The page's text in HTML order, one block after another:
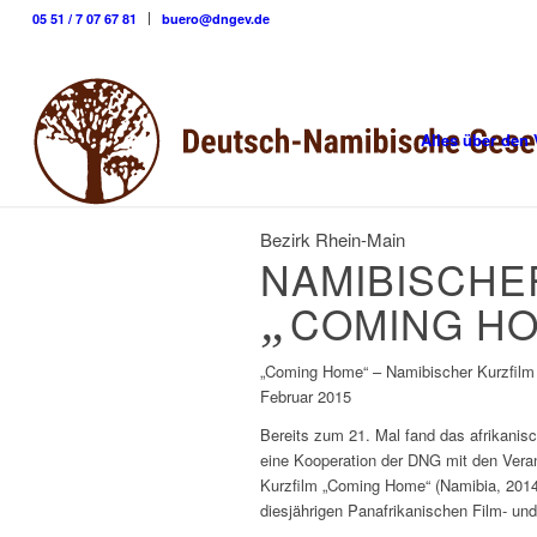
05 51 / 7 07 67 81 buero@dngev.de
Alles über den
Bezirk Rhein-Main
„COMING
„Coming Home“ – Namibischer
Februar 2015
Bereits zum 21. Mal fand das
eine Kooperation der DNG mit den
Kurzfilm „Coming Home“ (Namibia,
diesjährigen Panafrikanischen Film-